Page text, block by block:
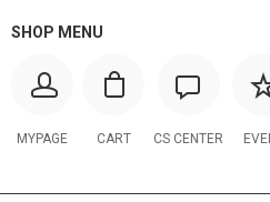
SHOP MENU
MYPAGE CART CS CENTER